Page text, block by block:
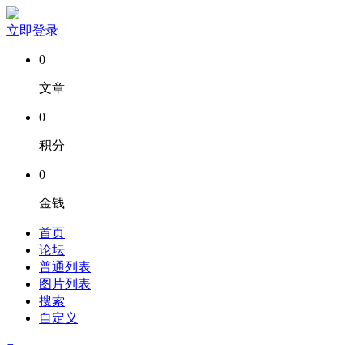
立即登录
0
文章
0
积分
0
金钱
首页
论坛
普通列表
图片列表
搜索
自定义